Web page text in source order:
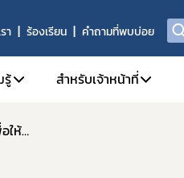
า ร้องเรียน คำถามที่พบบ่อย
รู้ สำหรับเจ้าหน้าที่
การประชุมคณะอนุกรรมการยุทธศาสตร์ที่ 3 การปรับเปลี่ยนสิ่งแวดล้อมเพื่อให้เกิดการผลิต ปรับปรุง เปลี่ยนแปลง และเกิดผลิตภัณฑ์ที่มีโซเดียมต่ำ รวมทั้งเพิ่มทางเลือกและช่องทางการเข้าถึงอาหารที่มีโซเดียมต่ำ ครั้งที่ 1/ 2566